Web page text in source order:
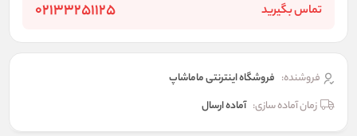
تماس بگیرید 02133251125
فروشنده: فروشگاه اینترنتی ماماشاپ
زمان آماده سازی: آماده ارسال